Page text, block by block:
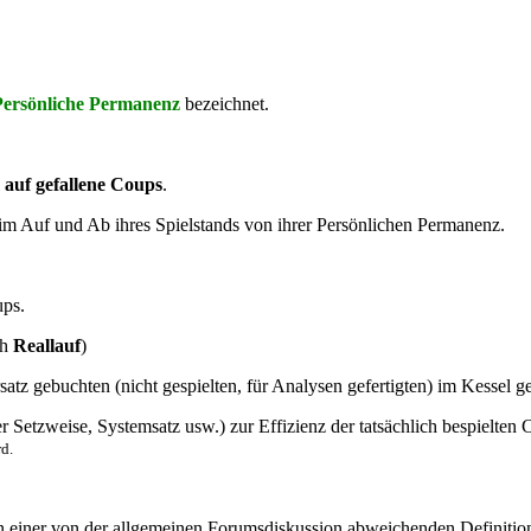
Permanenz bezeichnet.
gefallene Coups.
Auf und Ab ihres Spielstands von ihrer Persönlichen Permanenz.
Reallauf)
gebuchten (nicht gespielten, für Analysen gefertigten) im Kessel
Systemsatz usw.) zur Effizienz der tatsächlich bespielten